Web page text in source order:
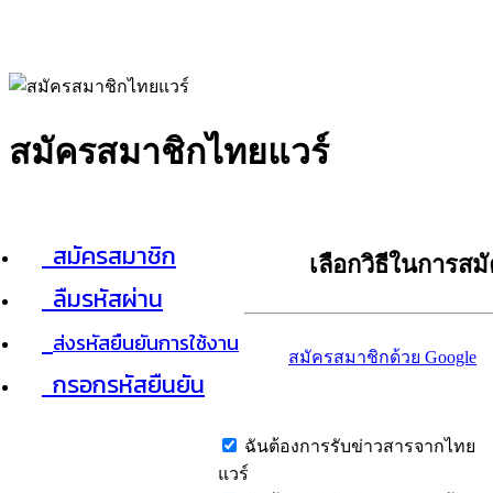
สมัครสมาชิกไทยแวร์
สมัครสมาชิก
ลืมรหัสผ่าน
ส่งรหัสยืนยันการใช้งาน
กรอกรหัสยืนยัน
เลือกวิธีในการส
สมัครสมาชิกด้วย Google
ฉันต้องการรับข่าวสารจากไทย
แวร์